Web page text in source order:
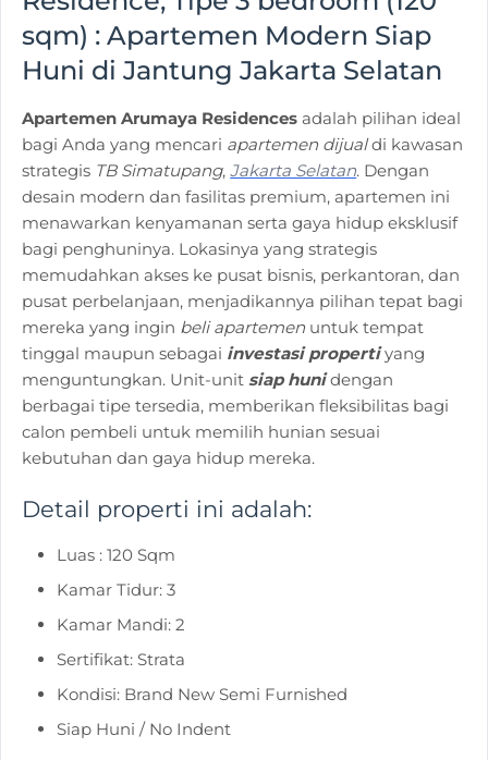
sqm) : Apartemen Modern Siap
Huni di Jantung Jakarta Selatan
Apartemen Arumaya Residences adalah pilihan ideal
bagi Anda yang mencari apartemen dijualdi kawasan
strategis TB Simatupang,Jakarta Selatan. Dengan
desain modern dan fasilitas premium, apartemen ini
menawarkan kenyamanan serta gaya hidup eksklusif
bagi penghuninya. Lokasinya yang strategis
memudahkan akses ke pusat bisnis, perkantoran, dan
pusat perbelanjaan, menjadikannya pilihan tepat bagi
mereka yang ingin beli apartemen untuk tempat
tinggal maupun sebagai investasi properti yang
menguntungkan. Unit-unitsiap hunidengan
berbagai tipe tersedia, memberikan fleksibilitas bagi
calon pembeli untuk memilih hunian sesuai
kebutuhan dan gaya hidup mereka.
Detail properti ini adalah:
Luas : 120 Sqm
Kamar Tidur: 3
Kamar Mandi: 2
Sertifikat: Strata
Kondisi: Brand New Semi Furnished
Siap Huni / No Indent